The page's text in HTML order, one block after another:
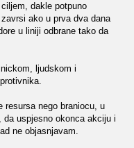
dakle potpuno
ako u prva dva dana
u liniji odbrane tako da
ljudskom i
resursa nego braniocu, u
uspjesno okonca akciju i
ne objasnjavam.